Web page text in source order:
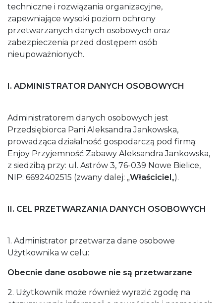
techniczne i rozwiązania organizacyjne,
zapewniające wysoki poziom ochrony
przetwarzanych danych osobowych oraz
zabezpieczenia przed dostępem osób
nieupoważnionych.
I. ADMINISTRATOR DANYCH OSOBOWYCH
Administratorem danych osobowych jest
Przedsiębiorca Pani Aleksandra Jankowska,
prowadząca działalność gospodarczą pod firmą:
Enjoy Przyjemność Zabawy Aleksandra Jankowska,
z siedzibą przy: ul. Astrów 3, 76-039 Nowe Bielice,
NIP: 6692402515 (zwany dalej: „Właściciel„).
II. CEL PRZETWARZANIA DANYCH OSOBOWYCH
1. Administrator przetwarza dane osobowe
Użytkownika w celu:
Obecnie dane osobowe nie są przetwarzane
2. Użytkownik może również wyrazić zgodę na